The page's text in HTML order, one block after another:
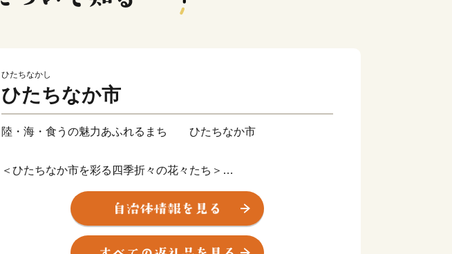
ひたちなかし
ひたちなか市
陸・海・食うの魅力あふれるまち ひたちなか市
＜ひたちなか市を彩る四季折々の花々たち＞
ひたちなか市は茨城県の中央部、県都水戸市に隣接。暖かな春が訪
れる頃、国営ひたち海浜公園では、香り高く色鮮やかなスイセン、
カラフルで可愛らしいチューリップ、そして、『死ぬまでに行きた
い！世界の絶景』と評され空の青・海の青のハーモニーが美しいネ